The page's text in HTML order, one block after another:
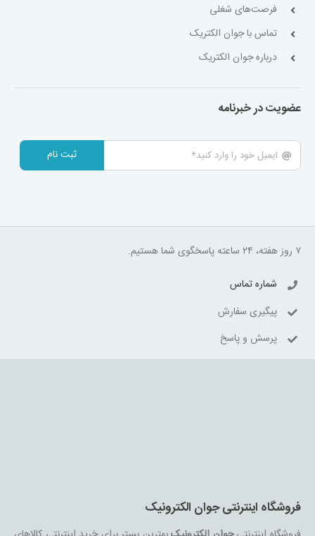
فرصت‌های شغلی
تماس با جوان الکتریک
درباره جوان الکتریک
عضویت در خبرنامه
ثبت نام
۷ روز هفته، ۲۴ ساعته پاسخگوی شما هستیم.
شماره تماس
پیگیری سفارش
پرسش و پاسخ
فروشگاه اینترنتی جوان الکترونیک